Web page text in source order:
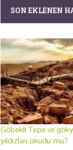
SON EKLENEN
Göbekli Tepe ve
yıldızları 'okudu' mu?